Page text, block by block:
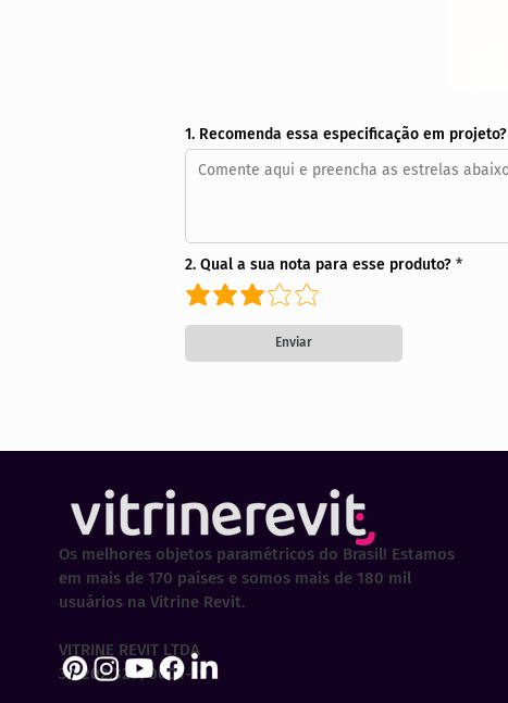
1. Recomenda essa especificação em projeto?
2. Qual a sua nota para esse produto?
Enviar
Os melhores objetos paramétricos do Brasil! Estamos
em mais de 170 países e somos mais de 180 mil
usuários na Vitrine Revit.
VITRINE REVIT LTDA
30.202.323/0001-29